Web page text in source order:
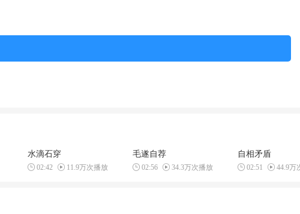
水滴石穿
02:42 11.9万次播放
毛遂自荐
02:56 34.3万次播放
自相矛盾
02:51 44.9万